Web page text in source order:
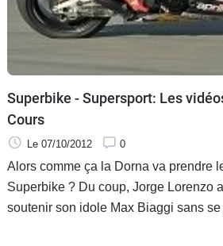
Superbike - Supersport: Les
Cours
Le 07/10/2012 0
Alors comme ça la Dorna va prendre
Superbike ? Du coup, Jorge Lorenzo a même pu venir
soutenir son idole Max Biaggi sans